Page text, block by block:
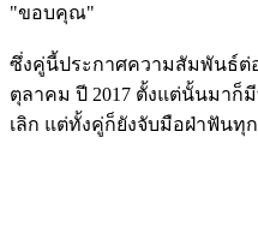
"ขอบคุณ"
ซึ่งคู่นี้ประกาศความสัมพันธ์ต่
ตุลาคม ปี 2017 ตั้งแต่นั้นมาก็
เลิก แต่ทั้งคู่ก็ยังจับมือฝ่าฟันทุ